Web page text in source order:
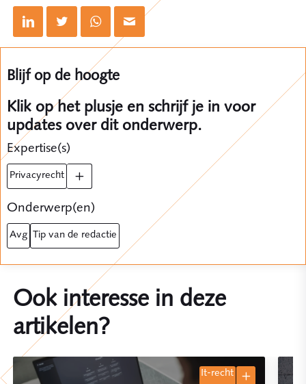
Blijf op de hoogte
Klik op het plusje en schrijf je in voor
updates over dit onderwerp.
Expertise(s)
privacyrecht
Onderwerp(en)
avg tip van de redactie
Ook interesse in deze
artikelen?
it-recht